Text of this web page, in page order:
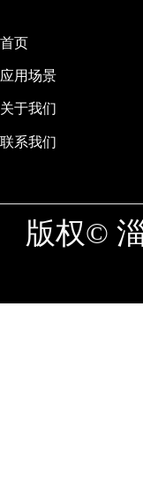
首页
应用场景
关于我们
联系我们
版权©